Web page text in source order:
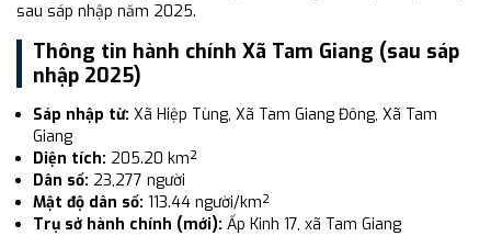
sau sáp nhập năm 2025.
Thông tin hành chính Xã Tam Giang (sau sáp
nhập 2025)
Sáp nhập từ: Xã Hiệp Tùng, Xã Tam Giang Đông, Xã Tam
Giang
Diện tích: 205.20 km²
Dân số: 23,277 người
Mật độ dân số: 113.44 người/km²
Trụ sở hành chính (mới): Ấp Kinh 17, xã Tam Giang